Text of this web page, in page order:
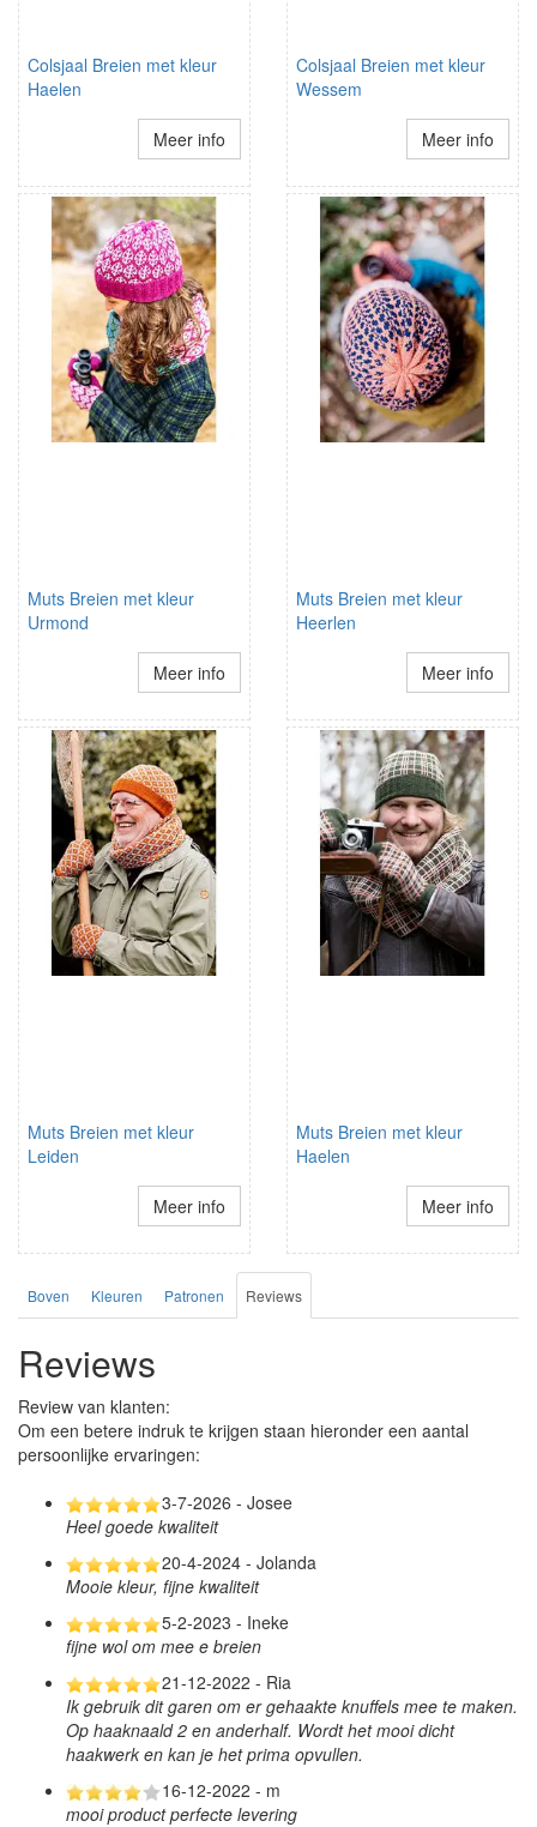
Colsjaal Breien met kleur
Haelen
Meer info
Colsjaal Breien met kleur
Wessem
Meer info
Muts Breien met kleur
Urmond
Meer info
Muts Breien met kleur
Heerlen
Meer info
Muts Breien met kleur
Leiden
Meer info
Muts Breien met kleur
Haelen
Meer info
Boven Kleuren Patronen Reviews
Reviews
Review van klanten:
Om een betere indruk te krijgen staan hieronder een aantal
persoonlijke ervaringen:
3-7-2026 - Josee
Heel goede kwaliteit
20-4-2024 - Jolanda
Mooie kleur, fijne kwaliteit
5-2-2023 - Ineke
fijne wol om mee e breien
21-12-2022 - Ria
Ik gebruik dit garen om er gehaakte knuffels mee te maken.
Op haaknaald 2 en anderhalf. Wordt het mooi dicht
haakwerk en kan je het prima opvullen.
16-12-2022 - m
mooi product perfecte levering